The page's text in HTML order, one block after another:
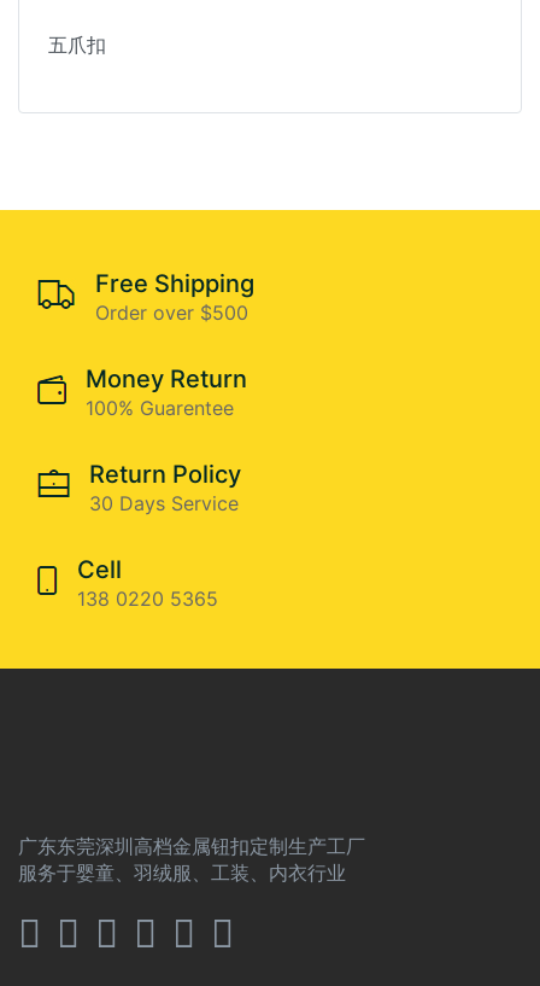
五爪扣
Free Shipping
Order over $500
Money Return
100% Guarentee
Return Policy
30 Days Service
Cell
138 0220 5365
广东东莞深圳高档金属钮扣定制生产工厂
服务于婴童、羽绒服、工装、内衣行业